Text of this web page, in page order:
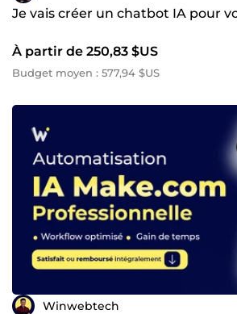
Je vais créer un chatbot IA pour
À partir de 250,83 $US
Budget moyen : 577,94 $US
Winwebtech